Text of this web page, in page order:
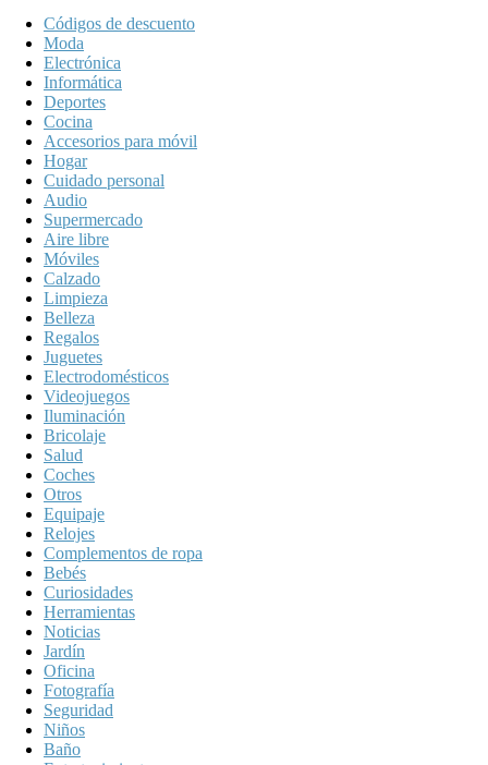
Códigos de descuento
Moda
Electrónica
Informática
Deportes
Cocina
Accesorios para móvil
Hogar
Cuidado personal
Audio
Supermercado
Aire libre
Móviles
Calzado
Limpieza
Belleza
Regalos
Juguetes
Electrodomésticos
Videojuegos
Iluminación
Bricolaje
Salud
Coches
Otros
Equipaje
Relojes
Complementos de ropa
Bebés
Curiosidades
Herramientas
Noticias
Jardín
Oficina
Fotografía
Seguridad
Niños
Baño